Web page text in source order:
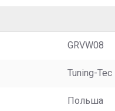
GRVW08
Tuning-Tec
Польша